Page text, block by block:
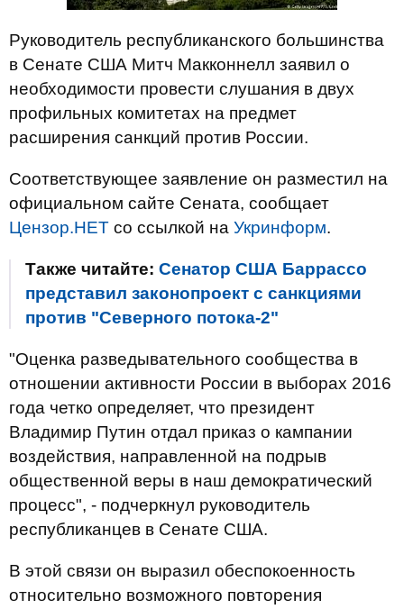
Руководитель республиканского большинства
в Сенате США Митч Макконнелл заявил о
необходимости провести слушания в двух
профильных комитетах на предмет
расширения санкций против России.
Соответствующее заявление он разместил на
официальном сайте Сената, сообщает
Цензор.НЕТ со ссылкой на Укринформ.
Также читайте: Сенатор США Баррассо
представил законопроект с санкциями
против "Северного потока-2"
"Оценка разведывательного сообщества в
отношении активности России в выборах 2016
года четко определяет, что президент
Владимир Путин отдал приказ о кампании
воздействия, направленной на подрыв
общественной веры в наш демократический
процесс", - подчеркнул руководитель
республиканцев в Сенате США.
В этой связи он выразил обеспокоенность
относительно возможного повторения